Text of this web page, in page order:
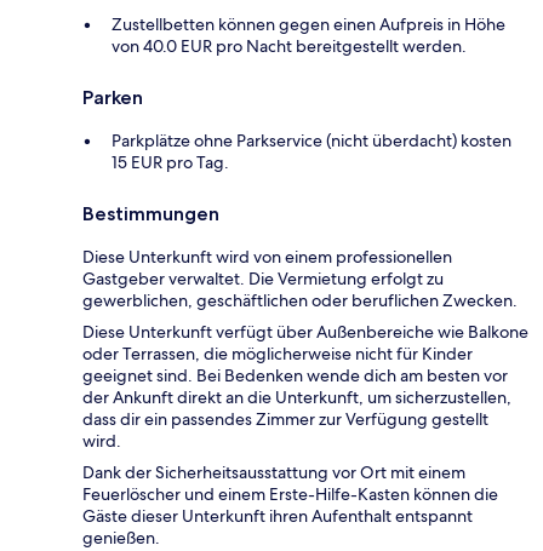
Zustellbetten können gegen einen Aufpreis in Höhe
von 40.0 EUR pro Nacht bereitgestellt werden.
Parken
Parkplätze ohne Parkservice (nicht überdacht) kosten
15 EUR pro Tag.
Bestimmungen
Diese Unterkunft wird von einem professionellen
Gastgeber verwaltet. Die Vermietung erfolgt zu
gewerblichen, geschäftlichen oder beruflichen Zwecken.
Diese Unterkunft verfügt über Außenbereiche wie Balkone
oder Terrassen, die möglicherweise nicht für Kinder
geeignet sind. Bei Bedenken wende dich am besten vor
der Ankunft direkt an die Unterkunft, um sicherzustellen,
dass dir ein passendes Zimmer zur Verfügung gestellt
wird.
Dank der Sicherheitsausstattung vor Ort mit einem
Feuerlöscher und einem Erste-Hilfe-Kasten können die
Gäste dieser Unterkunft ihren Aufenthalt entspannt
genießen.